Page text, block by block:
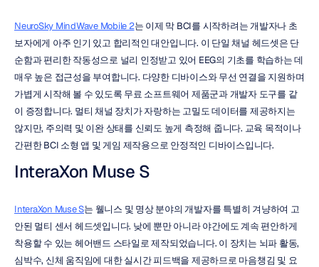
NeuroSky MindWave Mobile 2는 이제 막 BCI를 시작하려는 개발자나 초
보자에게 아주 인기 있고 합리적인 대안입니다. 이 단일 채널 헤드셋은 단
순함과 편리한 작동성으로 널리 인정받고 있어 EEG의 기초를 학습하는 데
매우 높은 접근성을 부여합니다. 다양한 디바이스와 무선 연결을 지원하며
가볍게 시작해 볼 수 있도록 무료 소프트웨어 제품군과 개발자 도구를 같
이 증정합니다. 멀티 채널 장치가 자랑하는 고밀도 데이터를 제공하지는
않지만, 주의력 및 이완 상태를 신뢰도 높게 측정해 줍니다. 교육 목적이나
간편한 BCI 소형 앱 및 게임 제작용으로 안정적인 디바이스입니다.
InteraXon Muse S
InteraXon Muse S는 웰니스 및 명상 분야의 개발자를 특별히 겨냥하여 고
안된 멀티 센서 헤드셋입니다. 낮에 뿐만 아니라 야간에도 계속 편안하게
착용할 수 있는 헤어밴드 스타일로 제작되었습니다. 이 장치는 뇌파 활동,
심박수, 신체 움직임에 대한 실시간 피드백을 제공하므로 마음챙김 및 요